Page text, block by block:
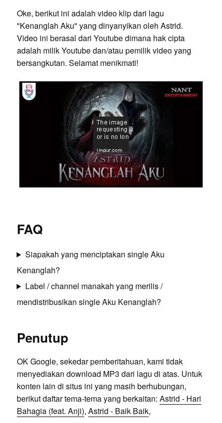
Oke, berikut ini adalah video klip dari lagu
"Kenanglah Aku" yang dinyanyikan oleh Astrid.
Video ini berasal dari Youtube dimana hak cipta
adalah milik Youtube dan/atau pemilik video yang
bersangkutan. Selamat menikmati!
FAQ
Siapakah yang menciptakan single Aku
Kenanglah?
Label / channel manakah yang merilis /
mendistribusikan single Aku Kenanglah?
Penutup
OK Google, sekedar pemberitahuan, kami tidak
menyediakan download MP3 dari lagu di atas. Untuk
konten lain di situs ini yang masih berhubungan,
berikut daftar tema-tema yang berkaitan: Astrid - Hari
Bahagia (feat. Anji), Astrid - Baik Baik,